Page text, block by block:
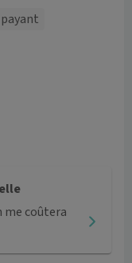
me coûtera